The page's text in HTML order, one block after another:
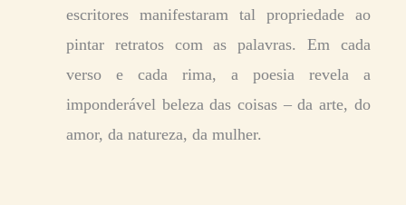
escritores manifestaram tal propriedade ao
pintar retratos com as palavras. Em cada
verso e cada rima, a poesia revela a
imponderável beleza das coisas – da arte, do
amor, da natureza, da mulher.